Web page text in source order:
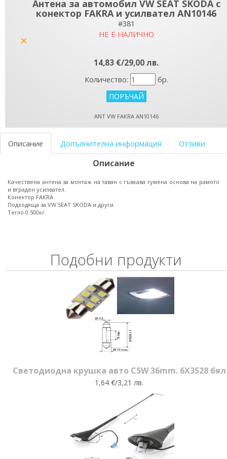
Антена за автомобил VW SEAT SKODA с
конектор FAKRA и усилвател AN10146
#381
НЕ Е НАЛИЧНО
14,83 €/29,00 лв.
Количество: бр.
ANT VW FAKRA AN10146
Описание Допълнителна информация Отзиви
Описание
Качествена антена за монтаж на таван с гъвкава гумена основа на рамото
и вграден усилвател.
Конектор FAKRA
Подходяща за VW SEAT SKODA и други.
Тегло 0.500кг.
Подобни продукти
Светодиодна крушка авто C5W 36mm. 6X3528 бял
1,64 €/3,21 лв.